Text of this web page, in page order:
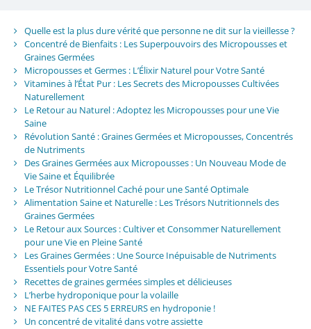
Quelle est la plus dure vérité que personne ne dit sur la vieillesse ?
Concentré de Bienfaits : Les Superpouvoirs des Micropousses et
Graines Germées
Micropousses et Germes : L’Élixir Naturel pour Votre Santé
Vitamines à l’État Pur : Les Secrets des Micropousses Cultivées
Naturellement
Le Retour au Naturel : Adoptez les Micropousses pour une Vie
Saine
Révolution Santé : Graines Germées et Micropousses, Concentrés
de Nutriments
Des Graines Germées aux Micropousses : Un Nouveau Mode de
Vie Saine et Équilibrée
Le Trésor Nutritionnel Caché pour une Santé Optimale
Alimentation Saine et Naturelle : Les Trésors Nutritionnels des
Graines Germées
Le Retour aux Sources : Cultiver et Consommer Naturellement
pour une Vie en Pleine Santé
Les Graines Germées : Une Source Inépuisable de Nutriments
Essentiels pour Votre Santé
Recettes de graines germées simples et délicieuses
L’herbe hydroponique pour la volaille
NE FAITES PAS CES 5 ERREURS en hydroponie !
Un concentré de vitalité dans votre assiette